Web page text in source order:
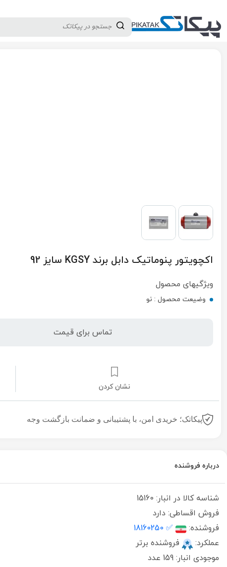
پیکاتک / شیرآلات صنعتی / شیرآلات کنترلی و تجهیزات
اکچویتور پنوماتیک دابل برند KGSY سایز 92
ویژگیهای محصول
وضیعت محصول : نو
تماس برای قیمت
نشان کردن
پیکاتک؛ خریدی امن، با پشتیبانی و ضمانت بازگشت وجه
درباره فروشنده
شناسه کالا در انبار: 15160
فروش اقساطی: دارد
فروشنده:
✅ 18160250
عملکرد:
فروشنده برتر
موجودی انبار: 159 عدد